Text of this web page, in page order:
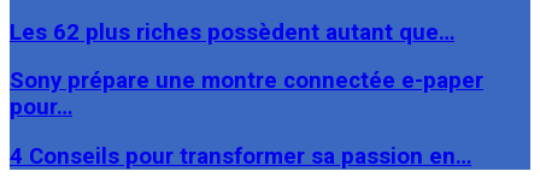
Les 62 plus riches possèdent autant que…
Sony prépare une montre connectée e-paper
pour…
4 Conseils pour transformer sa passion en…